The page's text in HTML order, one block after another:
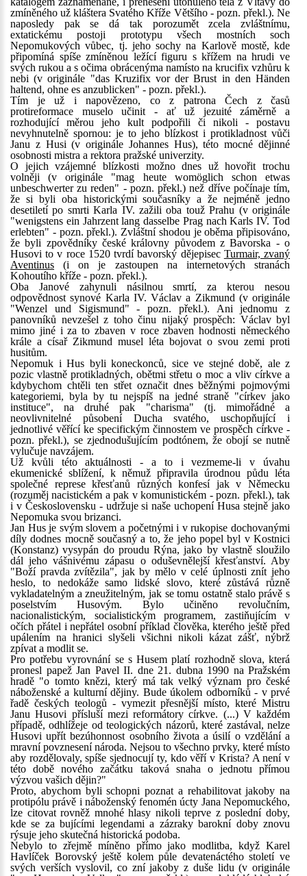
zmíněného už kláštera Svatého Kříže Většího - pozn. překl.). Ne
naposledy pak se dá tak porozumět zcela zvláštnímu,
extatickému postoji prototypu všech mostních soch
Nepomukových vůbec, tj. jeho sochy na Karlově mostě, kde
připomíná spíše zmíněnou ležící figuru s křížem na hrudi ve
svých rukou a s očima obrácenýma namísto na krucifix vzhůru k
nebi (v originále "das Kruzifix vor der Brust in den Händen
haltend, ohne es anzublicken" - pozn. překl.).
Tím je už i napovězeno, co z patrona Čech z časů
protireformace muselo učinit - ať už jezuité záměrně a
rozhodující měrou jeho kult podpořili či nikoli - postavu
nevyhnutelně spornou: je to jeho blízkost i protikladnost vůči
Janu z Husi (v originále Johannes Hus), této mocné dějinné
osobnosti mistra a rektora pražské univerzity.
O jejich vzájemné blízkosti možno dnes už hovořit trochu
volněji (v originále "mag heute womöglich schon etwas
unbeschwerter zu reden" - pozn. překl.) než dříve počínaje tím,
že si byli oba historickými současníky a že nejméně jedno
desetiletí po smrti Karla IV. zažili oba touž Prahu (v originále
"wenigstens ein Jahrzent lang dasselbe Prag nach Karls IV. Tod
erlebten" - pozn. překl.). Zvláštní shodou je oběma připisováno,
že byli zpovědníky české královny původem z Bavorska - o
Husovi to v roce 1520 tvrdí bavorský dějepisec Turmair, zvaný
Aventinus (i on je zastoupen na internetových stranách
Kohoutího kříže - pozn. překl.).
Oba Janové zahynuli násilnou smrtí, za kterou nesou
odpovědnost synové Karla IV. Václav a Zikmund (v originále
"Wenzel und Sigismund" - pozn. překl.). Ani jednomu z
panovníků nevzešel z toho činu nijaký prospěch: Václav byl
mimo jiné i za to zbaven v roce zbaven hodnosti německého
krále a císař Zikmund musel léta bojovat o svou zemi proti
husitům.
Nepomuk i Hus byli koneckonců, sice ve stejné době, ale z
pozic vlastně protikladných, obětmi střetu o moc a vliv církve a
kdybychom chtěli ten střet označit dnes běžnými pojmovými
kategoriemi, byla by tu nejspíš na jedné straně "církev jako
instituce", na druhé pak "charisma" (tj. mimořádné a
neovlivnitelné působení Ducha svatého, uschopňující i
jednotlivé věřící ke specifickým činnostem ve prospěch církve -
pozn. překl.), se zjednodušujícím podtónem, že obojí se nutně
vylučuje navzájem.
Už kvůli této aktuálnosti - a to i vezmeme-li v úvahu
ekumenické sblížení, k němuž připravila úrodnou půdu léta
společné represe křesťanů různých konfesí jak v Německu
(rozuměj nacistickém a pak v komunistickém - pozn. překl.), tak
i v Československu - udržuje si naše uchopení Husa stejně jako
Nepomuka svou brizanci.
Jan Hus je svým slovem a početnými i v rukopise dochovanými
díly dodnes mocně současný a to, že jeho popel byl v Kostnici
(Konstanz) vysypán do proudu Rýna, jako by vlastně sloužilo
dál jeho vášnivému zápasu o oduševnělejší křesťanství. Aby
"Boží pravda zvítězila", jak by mělo v celé úplnosti znít jeho
heslo, to nedokáže samo lidské slovo, které zůstává různě
vykladatelným a zneužitelným, jak se tomu ostatně stalo právě s
poselstvím Husovým. Bylo učiněno revolučním,
nacionalistickým, socialistickým programem, zastiňujícím v
očích přátel i nepřátel osobní příklad člověka, kterého ještě před
upálením na hranici slyšeli všichni nikoli kázat zášť, nýbrž
zpívat a modlit se.
Pro potřebu vyrovnání se s Husem platí rozhodně slova, která
pronesl papež Jan Pavel II. dne 21. dubna 1990 na Pražském
hradě "o tomto knězi, který má tak velký význam pro české
náboženské a kulturní dějiny. Bude úkolem odborníků - v prvé
řadě českých teologů - vymezit přesnější místo, které Mistru
Janu Husovi přísluší mezi reformátory církve. (...) V každém
případě, odhlížeje od teologických názorů, které zastával, nelze
Husovi upřít bezúhonnost osobního života a úsilí o vzdělání a
mravní povznesení národa. Nejsou to všechno prvky, které místo
aby rozdělovaly, spíše sjednocují ty, kdo věří v Krista? A není v
této době nového začátku taková snaha o jednotu přímou
výzvou vašich dějin?"
Proto, abychom byli schopni poznat a rehabilitovat jakoby na
protipólu právě i náboženský fenomén úcty Jana Nepomuckého,
lze citovat rovněž mnohé hlasy nikoli teprve z poslední doby,
kde se za bujícími legendami a zázraky barokní doby znovu
rýsuje jeho skutečná historická podoba.
Nebylo to zřejmě míněno přímo jako modlitba, když Karel
Havlíček Borovský ještě kolem půle devatenáctého století ve
svých verších vyslovil, co zní jakoby z duše lidu (v originále